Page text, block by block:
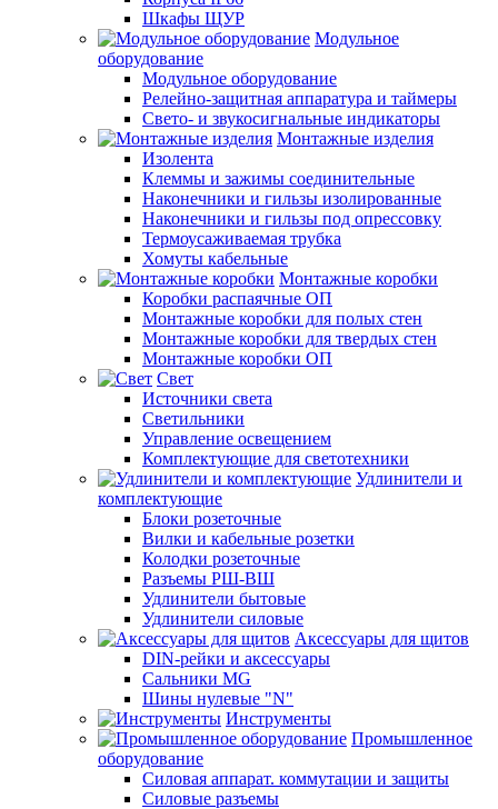
Шкафы ЩУР
Модульное
оборудование
Модульное оборудование
Релейно-защитная аппаратура и таймеры
Свето- и звукосигнальные индикаторы
Монтажные изделия
Изолента
Клеммы и зажимы соединительные
Наконечники и гильзы изолированные
Наконечники и гильзы под опрессовку
Термоусаживаемая трубка
Хомуты кабельные
Монтажные коробки
Коробки распаячные ОП
Монтажные коробки для полых стен
Монтажные коробки для твердых стен
Монтажные коробки ОП
Свет
Источники света
Светильники
Управление освещением
Комплектующие для светотехники
Удлинители и
комплектующие
Блоки розеточные
Вилки и кабельные розетки
Колодки розеточные
Разъемы РШ-ВШ
Удлинители бытовые
Удлинители силовые
Аксессуары для щитов
DIN-рейки и аксессуары
Сальники MG
Шины нулевые "N"
Инструменты
Промышленное
оборудование
Силовая аппарат. коммутации и защиты
Силовые разъемы